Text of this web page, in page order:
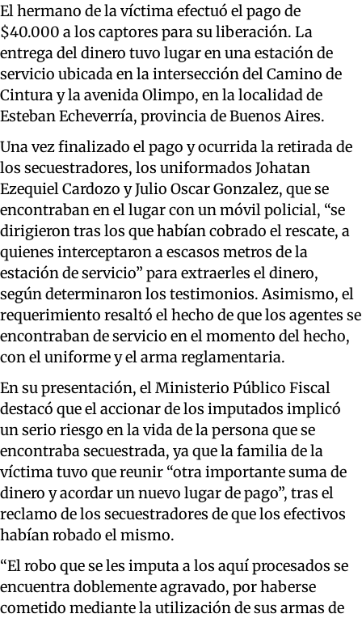
El hermano de la víctima efectuó el pago de
$40.000 a los captores para su liberación. La
entrega del dinero tuvo lugar en una estación de
servicio ubicada en la intersección del Camino de
Cintura y la avenida Olimpo, en la localidad de
Esteban Echeverría, provincia de Buenos Aires.
Una vez finalizado el pago y ocurrida la retirada de
los secuestradores, los uniformados Johatan
Ezequiel Cardozo y Julio Oscar Gonzalez, que se
encontraban en el lugar con un móvil policial, “se
dirigieron tras los que habían cobrado el rescate, a
quienes interceptaron a escasos metros de la
estación de servicio” para extraerles el dinero,
según determinaron los testimonios. Asimismo, el
requerimiento resaltó el hecho de que los agentes se
encontraban de servicio en el momento del hecho,
con el uniforme y el arma reglamentaria.
En su presentación, el Ministerio Público Fiscal
destacó que el accionar de los imputados implicó
un serio riesgo en la vida de la persona que se
encontraba secuestrada, ya que la familia de la
víctima tuvo que reunir “otra importante suma de
dinero y acordar un nuevo lugar de pago”, tras el
reclamo de los secuestradores de que los efectivos
habían robado el mismo.
“El robo que se les imputa a los aquí procesados se
encuentra doblemente agravado, por haberse
cometido mediante la utilización de sus armas de